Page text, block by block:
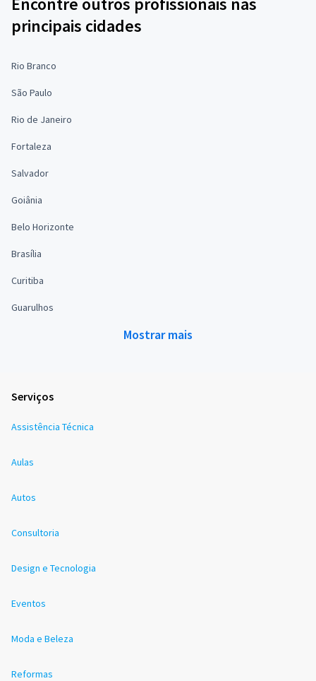
principais cidades
Rio Branco
São Paulo
Rio de Janeiro
Fortaleza
Salvador
Goiânia
Belo Horizonte
Brasília
Curitiba
Guarulhos
Mostrar mais
Serviços
Assistência Técnica
Aulas
Autos
Consultoria
Design e Tecnologia
Eventos
Moda e Beleza
Reformas